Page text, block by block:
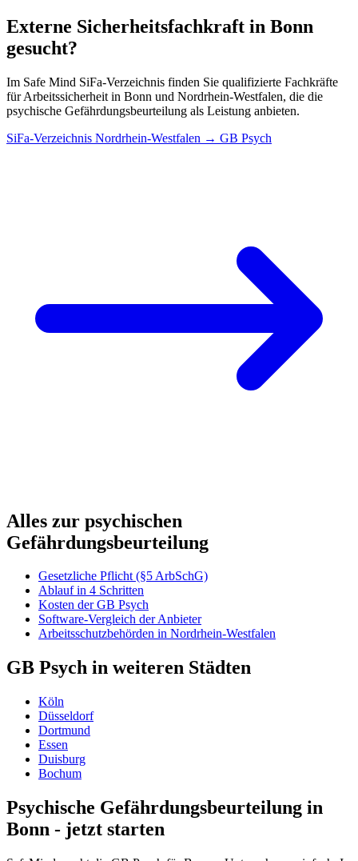
Externe Sicherheitsfachkraft in Bonn
gesucht?
Im Safe Mind SiFa-Verzeichnis finden Sie qualifizierte Fachkräfte
für Arbeitssicherheit in Bonn und Nordrhein-Westfalen, die die
psychische Gefährdungsbeurteilung als Leistung anbieten.
SiFa-Verzeichnis Nordrhein-Westfalen → GB Psych
Alles zur psychischen
Gefährdungsbeurteilung
Gesetzliche Pflicht (§5 ArbSchG)
Ablauf in 4 Schritten
Kosten der GB Psych
Software-Vergleich der Anbieter
Arbeitsschutzbehörden in Nordrhein-Westfalen
GB Psych in weiteren Städten
Köln
Düsseldorf
Dortmund
Essen
Duisburg
Bochum
Psychische Gefährdungsbeurteilung in
Bonn - jetzt starten